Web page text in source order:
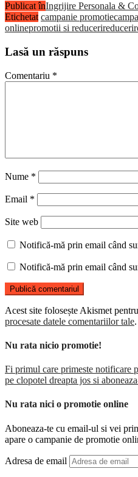
Publicat înIngrijire Personala &
Etichetat campanie promotie
onlinepromotii si reducerireduceri
Lasă un răspuns
Comentariu *
Nume *
Email *
Site web
Notifică-mă prin email când
Notifică-mă prin email când
Acest site folosește Akismet
procesate datele comentariilor tale.
Nu rata nicio promotie!
Fi primul care primeste notificare
pe clopotel dreapta jos si
Nu rata nici o promotie online
Aboneaza-te cu email-ul si vei
apare o campanie de promotie
Adresa de email